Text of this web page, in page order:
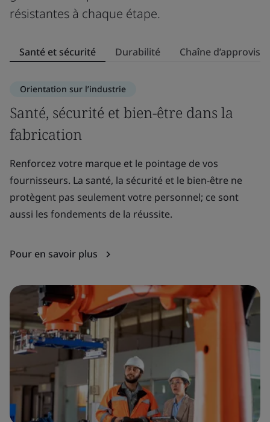
résistantes à chaque étape.
Santé et sécurité Durabilité Chaîne
Orientation sur l’industrie
Santé, sécurité et bien-être dans la
fabrication
Renforcez votre marque et le pointage de vos
fournisseurs. La santé, la sécurité et le bien-être ne
protègent pas seulement votre personnel; ce sont
aussi les fondements de la réussite.
Pour en savoir plus